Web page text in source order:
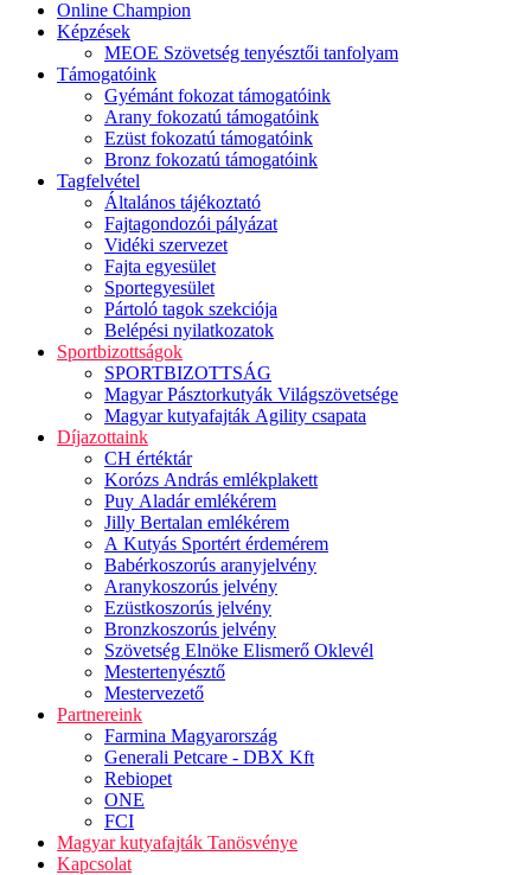
Online Champion
Képzések
MEOE Szövetség tenyésztői tanfolyam
Támogatóink
Gyémánt fokozat támogatóink
Arany fokozatú támogatóink
Ezüst fokozatú támogatóink
Bronz fokozatú támogatóink
Tagfelvétel
Általános tájékoztató
Fajtagondozói pályázat
Vidéki szervezet
Fajta egyesület
Sportegyesület
Pártoló tagok szekciója
Belépési nyilatkozatok
Sportbizottságok
SPORTBIZOTTSÁG
Magyar Pásztorkutyák Világszövetsége
Magyar kutyafajták Agility csapata
Díjazottaink
CH értéktár
Korózs András emlékplakett
Puy Aladár emlékérem
Jilly Bertalan emlékérem
A Kutyás Sportért érdemérem
Babérkoszorús aranyjelvény
Aranykoszorús jelvény
Ezüstkoszorús jelvény
Bronzkoszorús jelvény
Szövetség Elnöke Elismerő Oklevél
Mestertenyésztő
Mestervezető
Partnereink
Farmina Magyarország
Generali Petcare - DBX Kft
Rebiopet
ONE
FCI
Magyar kutyafajták Tanösvénye
Kapcsolat